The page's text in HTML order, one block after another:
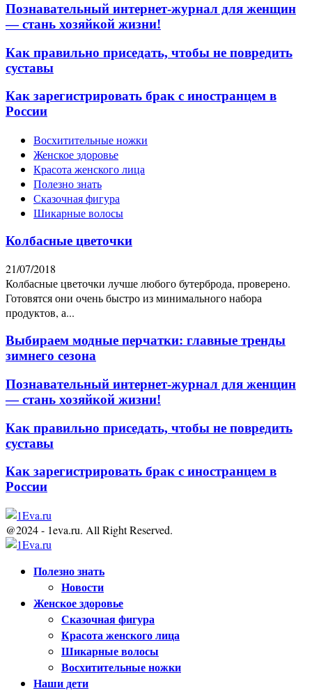
Познавательный интернет-журнал для женщин
— стань хозяйкой жизни!
Как правильно приседать, чтобы не повредить
суставы
Как зарегистрировать брак с иностранцем в
России
Восхитительные ножки
Женское здоровье
Красота женского лица
Полезно знать
Сказочная фигура
Шикарные волосы
Колбасные цветочки
21/07/2018
Колбасные цветочки лучше любого бутерброда, проверено.
Готовятся они очень быстро из минимального набора
продуктов, а...
Выбираем модные перчатки: главные тренды
зимнего сезона
Познавательный интернет-журнал для женщин
— стань хозяйкой жизни!
Как правильно приседать, чтобы не повредить
суставы
Как зарегистрировать брак с иностранцем в
России
@2024 - 1eva.ru. All Right Reserved.
Полезно знать
Новости
Женское здоровье
Сказочная фигура
Красота женского лица
Шикарные волосы
Восхитительные ножки
Наши дети